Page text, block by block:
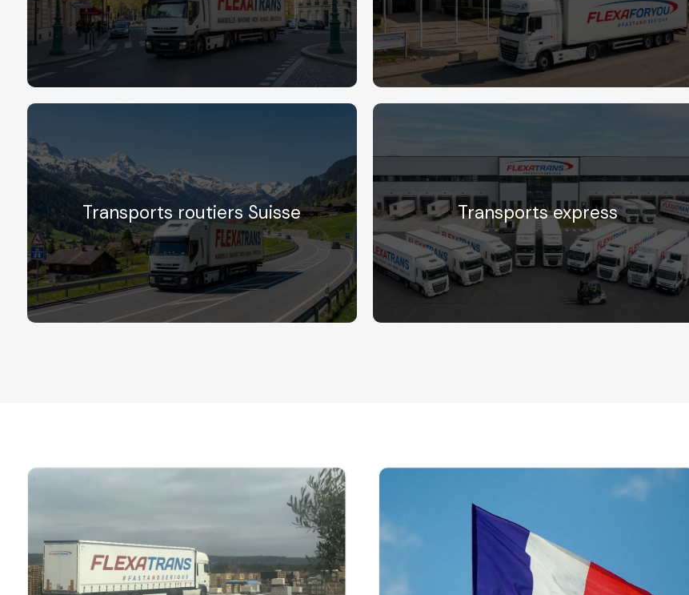
Transports routiers Suisse Transports express